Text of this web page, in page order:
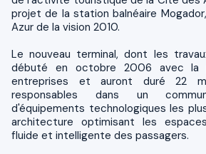
projet de la station balnéaire
Azur de la vision 2010.
Le nouveau terminal, dont les
débuté en octobre 2006 avec la
entreprises et auront duré 22
responsables dans un
d'équipements technologiques les
architecture optimisant les
fluide et intelligente des passagers.